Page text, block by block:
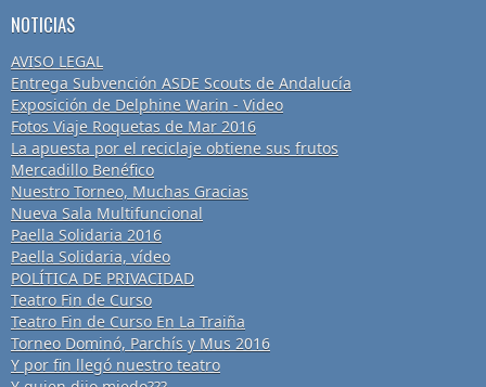
NOTICIAS
AVISO LEGAL
Entrega Subvención ASDE Scouts de Andalucía
Exposición de Delphine Warin - Video
Fotos Viaje Roquetas de Mar 2016
La apuesta por el reciclaje obtiene sus frutos
Mercadillo Benéfico
Nuestro Torneo, Muchas Gracias
Nueva Sala Multifuncional
Paella Solidaria 2016
Paella Solidaria, vídeo
POLÍTICA DE PRIVACIDAD
Teatro Fin de Curso
Teatro Fin de Curso En La Traiña
Torneo Dominó, Parchís y Mus 2016
Y por fin llegó nuestro teatro